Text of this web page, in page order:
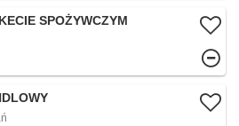
SPOŻYWCZYM